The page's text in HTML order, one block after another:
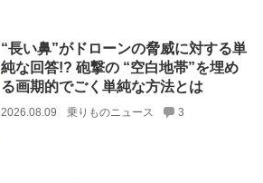
“長い鼻”がドローンの脅威に対する単
純な回答!? 砲撃の “空白地帯”を埋め
る画期的でごく単純な方法とは
2026.08.09 乗りものニュース 3